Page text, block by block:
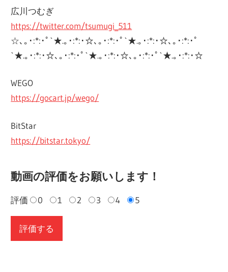
広川つむぎ
https://twitter.com/tsumugi_511
☆､｡･:*:･ﾟ`★.｡･:*:･☆､｡･:*:･ﾟ`★.｡･:*:･☆､｡･:*:･ﾟ
`★.｡･:*:･☆､｡･:*:･ﾟ`★.｡･:*:･☆､｡･:*:･ﾟ`★.｡･:*:･☆
WEGO
https://gocart.jp/wego/
BitStar
https://bitstar.tokyo/
動画の評価をお願いします！
評価 0 1 2 3 4 5